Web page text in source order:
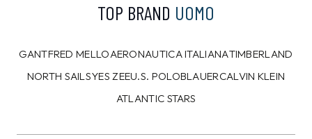
TOP BRAND UOMO
GANTFRED MELLOAERONAUTICA ITALIANATIMBERLAND
NORTH SAILSYES ZEEU.S. POLOBLAUERCALVIN KLEIN
ATLANTIC STARS